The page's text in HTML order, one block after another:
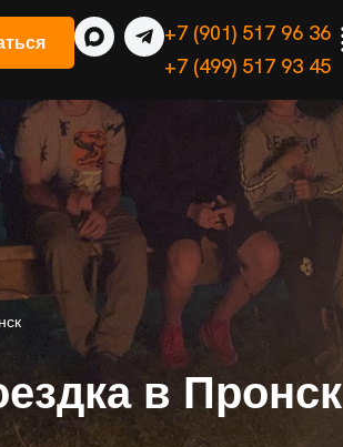
+7 (901) 517 96 36
+7 (499) 517 93 45
в Пронск